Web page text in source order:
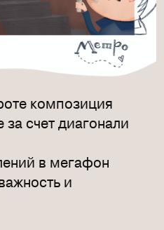
композиция
счет диагонали
в мегафон
и